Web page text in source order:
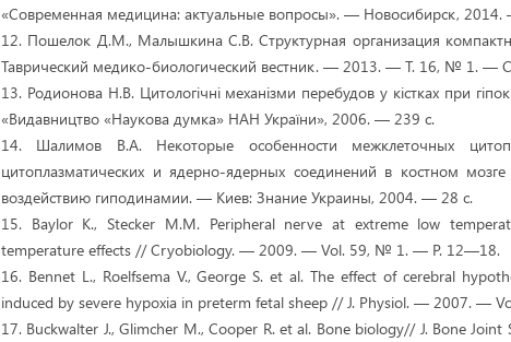
«Современная медицина: актуальные вопросы». — Новосибирск,
12. Пошелок Д.М., Малышкина С.В. Структурная организация
Таврический медико-биологический вестник. — 2013. — Т. 16, № 1. —
13. Родионова Н.В. Цитологічні механізми перебудов у кістках при
«Видавництво «Наукова думка» НАН України», 2006. — 239 с.
14. Шалимов В.А. Некоторые особенности межклеточных
цитоплазматических и ядерно-ядерных соединений в костном
воздействию гиподинамии. — Киев: Знание Украины, 2004. — 28 с.
15. Baylor K., Stecker M.M. Peripheral nerve at extreme low
temperature effects // Cryobiology. — 2009. — Vol. 59, № 1. — P. 12—18.
16. Bennet L., Roelfsema V., George S. et al. The effect of cerebral
induced by severe hypoxia in preterm fetal sheep // J. Physiol. — 2007. —
17. Вuckwalter J., Glimcher M., Cooper R. et al. Bone biology// J. Bone